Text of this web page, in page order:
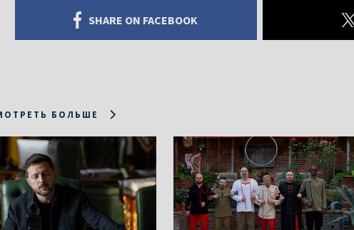
SHARE ON FACEBOOK
БОЛЬШЕ